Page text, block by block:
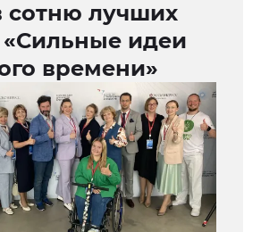
сотню лучших
идеи
времени»